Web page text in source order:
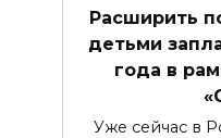
Расширить
детьми
года в
Уже сейчас в